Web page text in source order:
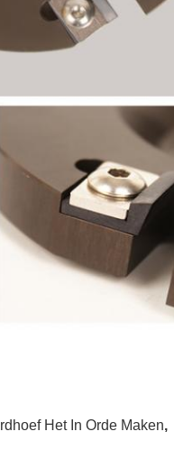
Het In Orde Maken,